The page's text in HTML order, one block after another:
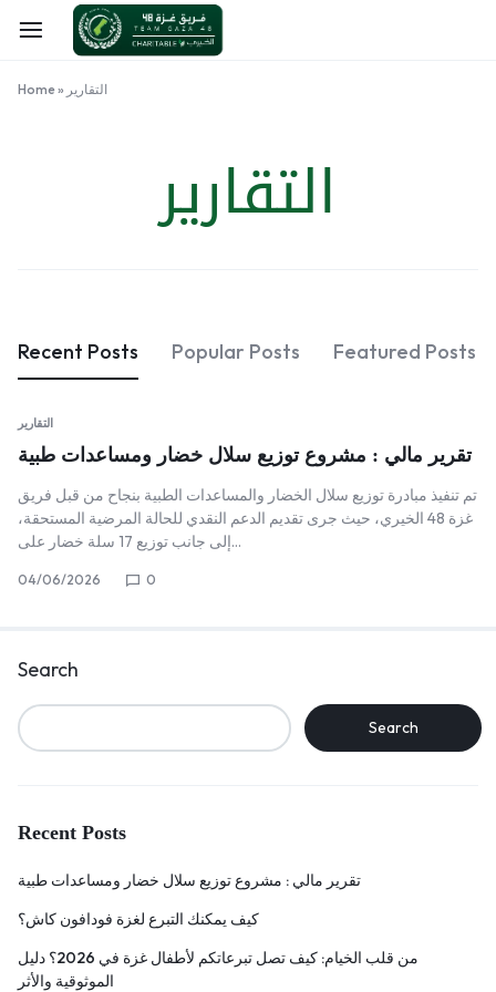
Home» التقارير
التقارير
Recent Posts Popular Posts Featured Posts
التقارير
تقرير مالي : مشروع توزيع سلال خضار ومساعدات طبية
تم تنفيذ مبادرة توزيع سلال الخضار والمساعدات الطبية بنجاح من قبل فريق
غزة 48 الخيري، حيث جرى تقديم الدعم النقدي للحالة المرضية المستحقة،
إلى جانب توزيع 17 سلة خضار على…
04/06/2026 0
Search
Search
Recent Posts
تقرير مالي : مشروع توزيع سلال خضار ومساعدات طبية
كيف يمكنك التبرع لغزة فودافون كاش؟
من قلب الخيام: كيف تصل تبرعاتكم لأطفال غزة في 2026؟ دليل
الموثوقية والأثر